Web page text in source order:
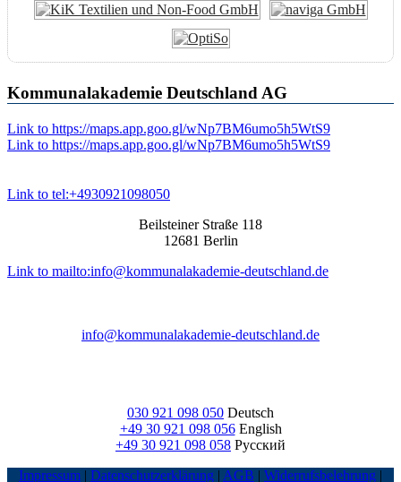
Kommunalakademie Deutschland AG
Link to https://maps.app.goo.gl/wNp7BM6umo5h5WtS9
Link to https://maps.app.goo.gl/wNp7BM6umo5h5WtS9
Link to tel:+4930921098050
Beilsteiner Straße 118
12681 Berlin
Link to mailto:info@kommunalakademie-deutschland.de
info@kommunalakademie-deutschland.de
030 921 098 050 Deutsch
+49 30 921 098 056English
+49 30 921 098 058 Русский
Impressum | Datenschutzerklärung | AGB | Widerrufsbelehrung |